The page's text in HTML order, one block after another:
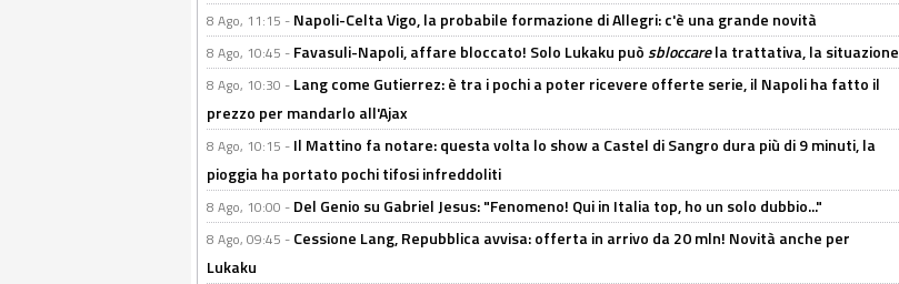
8 Ago, 11:15 - Napoli-Celta Vigo, la probabile formazione di Allegri: c'è una grande novità
8 Ago, 10:45 - Favasuli-Napoli, affare bloccato! Solo Lukaku puòsbloccarela trattativa, la situazione
8 Ago, 10:30 - Lang come Gutierrez: è tra i pochi a poter ricevere offerte serie, il Napoli ha fatto il
prezzo per mandarlo all'Ajax
8 Ago, 10:15 - Il Mattino fa notare: questa volta lo show a Castel di Sangro dura più di 9 minuti, la
pioggia ha portato pochi tifosi infreddoliti
8 Ago, 10:00 - Del Genio su Gabriel Jesus: "Fenomeno! Qui in Italia top, ho un solo dubbio..."
8 Ago, 09:45 - Cessione Lang, Repubblica avvisa: offerta in arrivo da 20 mln! Novità anche per
Lukaku